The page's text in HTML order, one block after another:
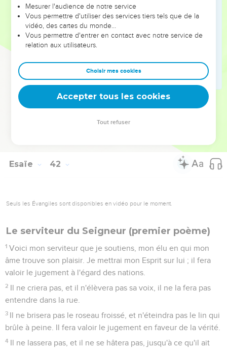
Qui l'a déclaré dès le commencement, afin que nous le
sachions, et d'avance, afin que nous disions : C'est juste ?
Non, il n'y a personne qui le déclare ; non, personne qui le
fasse entendre ; non, personne qui entende vos paroles.
Le premier, j'ai dit à Sion : Voici, les voici ! et à Jérusalem :
Je donnerai un messager de bonnes nouvelles !
Et j'ai regardé, et il n'y avait personne, -même parmi eux, -
et point de conseiller, pour leur demander, et avoir d'eux
Esaïe 42
Seuls les Évangiles sont disponibles en vidéo pour le moment.
Le serviteur du Seigneur (premier poème)
1 Voici mon serviteur que je soutiens, mon élu en qui mon
âme trouve son plaisir. Je mettrai mon Esprit sur lui ; il fera
valoir le jugement à l'égard des nations.
2 Il ne criera pas, et il n'élèvera pas sa voix, il ne la fera pas
entendre dans la rue.
3 Il ne brisera pas le roseau froissé, et n'éteindra pas le lin qui
brûle à peine. Il fera valoir le jugement en faveur de la vérité.
4 Il ne lassera pas, et il ne se hâtera pas, jusqu'à ce qu'il ait
Mesurer l'audience de notre service
Vous permettre d'utiliser des services tiers tels que de la
vidéo, des cartes du monde…
Vous permettre d'entrer en contact avec notre service de
relation aux utilisateurs.
Choisir mes cookies
Accepter tous les cookies
Tout refuser